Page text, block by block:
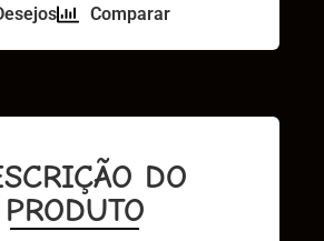
Comparar
DO
PRODUTO